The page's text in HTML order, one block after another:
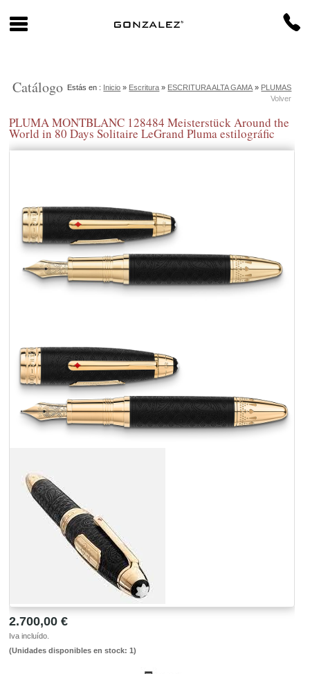
Catálogo Estás en : Inicio » Escritura » ESCRITURA ALTA GAMA » PLUMAS
Volver
PLUMA MONTBLANC 128484 Meisterstück Around the
World in 80 Days Solitaire LeGrand Pluma estilográfic
2.700,00 €
Iva incluído.
(Unidades disponibles en stock: 1)